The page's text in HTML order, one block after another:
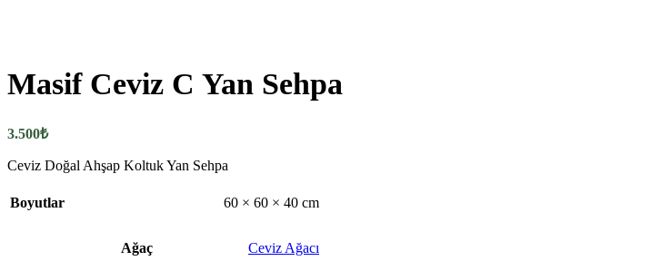
Masif Ceviz C Yan Sehpa
3.500₺
Ceviz Doğal Ahşap Koltuk Yan Sehpa
Boyutlar 60 × 60 × 40 cm
Ağaç Ceviz Ağacı